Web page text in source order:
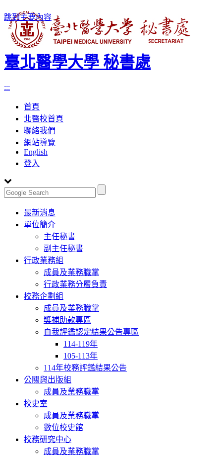
跳到主要內容
臺北醫學大學 秘書處
:::
首頁
北醫校首頁
聯絡我們
網站導覽
English
登入
Toggle
navigation
最新消息
單位簡介
主任秘書
副主任秘書
行政業務組
成員及業務職掌
行政業務分層負責
校務企劃組
成員及業務職掌
獎補助款專區
自我評鑑認定結果公告專區
114-119年
105-113年
114年校務評鑑結果公告
公關與出版組
成員及業務職掌
校史室
成員及業務職掌
數位校史館
校務研究中心
成員及業務職掌